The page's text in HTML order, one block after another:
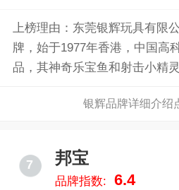
上榜理由：东莞银辉玩具有限
牌，始于1977年香港，中国高
品，其神奇乐宝鱼和射击小精
银辉品牌详细介绍
7 邦宝
品牌指数: 6.4